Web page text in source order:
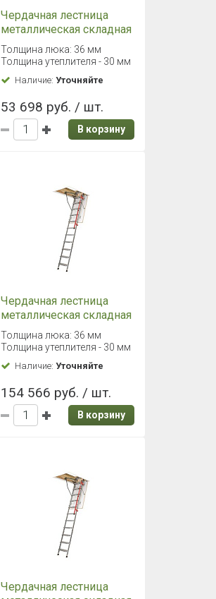
Чердачная лестница
металлическая складная
Fakro LMK 70х140/305
Толщина люка: 36 мм
Толщина утеплителя - 30 мм
Наличие: Уточняйте
53 698 руб. / шт.
В корзину
Чердачная лестница
металлическая складная
Fakro LML 70х140/280
Толщина люка: 36 мм
Толщина утеплителя - 30 мм
Наличие: Уточняйте
154 566 руб. / шт.
В корзину
Чердачная лестница